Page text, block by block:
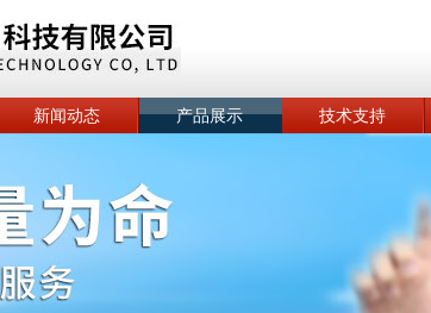
新闻动态 产品展示 技术支持